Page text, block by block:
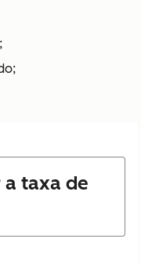
taxa de